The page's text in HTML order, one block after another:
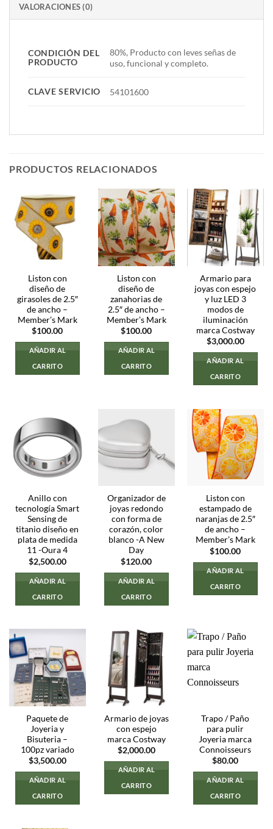
VALORACIONES (0)
CONDICIÓN DEL
PRODUCTO
80%, Producto con leves señas de
uso, funcional y completo.
CLAVE SERVICIO 54101600
PRODUCTOS RELACIONADOS
Liston con
diseño de
girasoles de 2.5″
de ancho –
Member’s Mark
$100.00
AÑADIR AL
CARRITO
Liston con
diseño de
zanahorias de
2.5″ de ancho –
Member’s Mark
$100.00
AÑADIR AL
CARRITO
Armario para
joyas con espejo
y luz LED 3
modos de
iluminación
marca Costway
$3,000.00
AÑADIR AL
CARRITO
Anillo con
tecnología Smart
Sensing de
titanio diseño en
plata de medida
11 -Oura 4
$2,500.00
AÑADIR AL
CARRITO
Organizador de
joyas redondo
con forma de
corazón, color
blanco -A New
Day
$120.00
AÑADIR AL
CARRITO
Liston con
estampado de
naranjas de 2.5″
de ancho –
Member’s Mark
$100.00
AÑADIR AL
CARRITO
Paquete de
Joyeria y
Bisuteria –
100pz variado
$3,500.00
AÑADIR AL
CARRITO
Armario de joyas
con espejo
marca Costway
$2,000.00
AÑADIR AL
CARRITO
Trapo / Paño
para pulir
Joyeria marca
Connoisseurs
$80.00
AÑADIR AL
CARRITO